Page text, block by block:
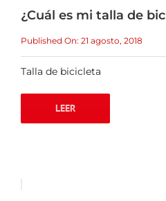
¿Cuál es mi talla de
Published On: 21 agosto, 2018
Talla de bicicleta
LEER